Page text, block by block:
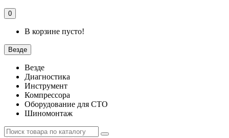
0
В корзине пусто!
Везде
Везде
Диагностика
Инструмент
Компрессора
Оборудование для СТО
Шиномонтаж